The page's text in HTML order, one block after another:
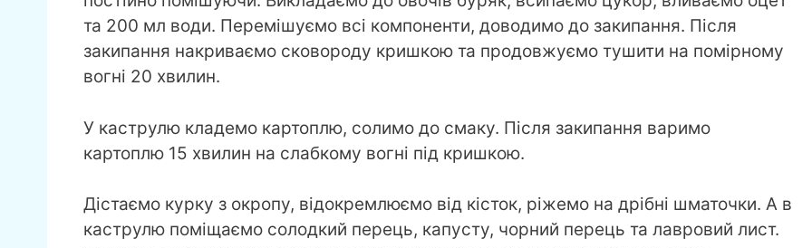
та 200 мл води. Перемішуємо всі компоненти, доводимо до закипання. Після
закипання накриваємо сковороду кришкою та продовжуємо тушити на помірному
вогні 20 хвилин.
У каструлю кладемо картоплю, солимо до смаку. Після закипання варимо
картоплю 15 хвилин на слабкому вогні під кришкою.
Дістаємо курку з окропу, відокремлюємо від кісток, ріжемо на дрібні шматочки. А в
каструлю поміщаємо солодкий перець, капусту, чорний перець та лавровий лист.